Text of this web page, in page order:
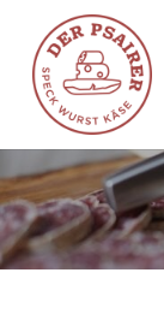
Hauptinhalt
springen